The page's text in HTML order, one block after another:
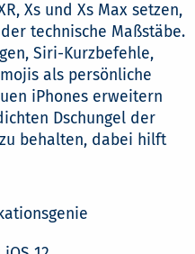
Xs und Xs Max setzen,
technische Maßstäbe.
Siri-Kurzbefehle,
als persönliche
iPhones erweitern
Dschungel der
behalten, dabei hilft